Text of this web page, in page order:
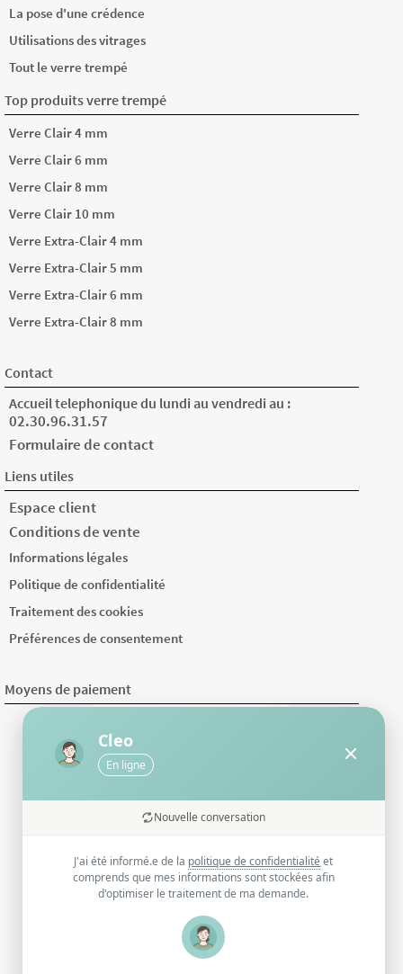
La pose d'une crédence
Utilisations des vitrages
Tout le verre trempé
Top produits verre trempé
Verre Clair 4 mm
Verre Clair 6 mm
Verre Clair 8 mm
Verre Clair 10 mm
Verre Extra-Clair 4 mm
Verre Extra-Clair 5 mm
Verre Extra-Clair 6 mm
Verre Extra-Clair 8 mm
Contact
Accueil telephonique du lundi au vendredi au :
02.30.96.31.57
Formulaire de contact
Liens utiles
Espace client
Conditions de vente
Informations légales
Politique de confidentialité
Traitement des cookies
Préférences de consentement
Moyens de paiement
Cleo
En ligne
Nouvelle conversation
J'ai été informé.e de la politique de confidentialité et
comprends que mes informations sont stockées afin
d'optimiser le traitement de ma demande.